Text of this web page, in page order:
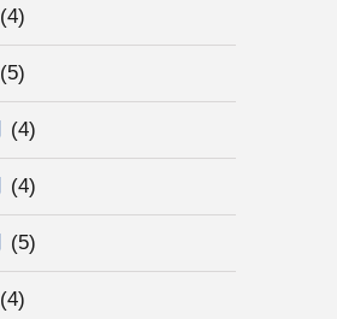
(4)
(5)
(4)
(4)
(5)
(4)